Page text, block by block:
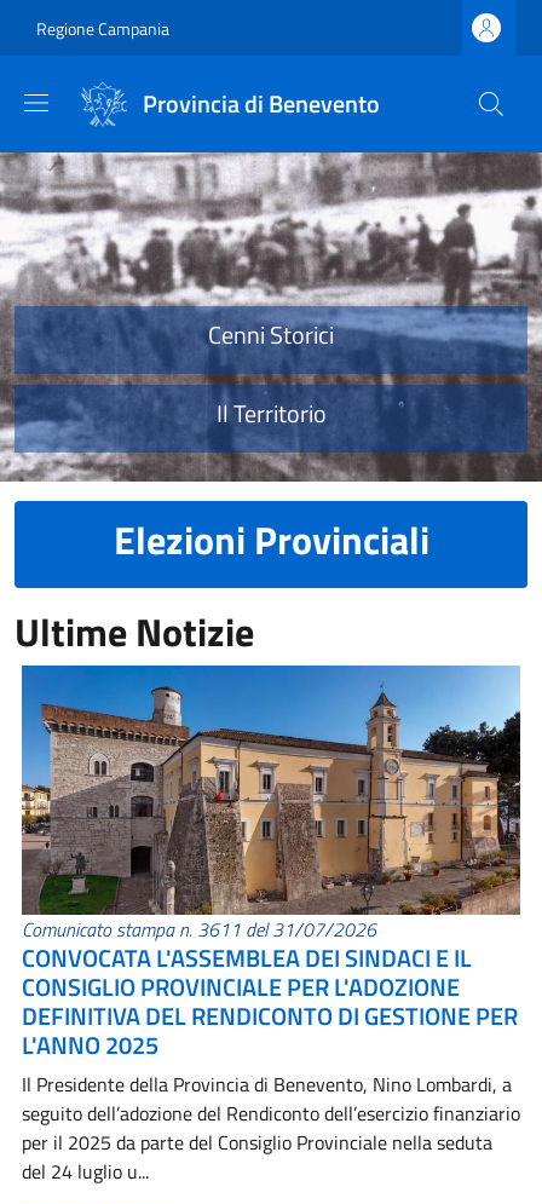
Regione Campania
Provincia di Benevento
Provincia di Benevento
Cenni Storici
Il Territorio
Elezioni Provinciali
Ultime Notizie
Comunicato stampa n. 3611 del 31/07/2026
CONVOCATA L'ASSEMBLEA DEI SINDACI E IL
CONSIGLIO PROVINCIALE PER L'ADOZIONE
DEFINITIVA DEL RENDICONTO DI GESTIONE PER
L'ANNO 2025
Il Presidente della Provincia di Benevento, Nino Lombardi, a
seguito dell’adozione del Rendiconto dell’esercizio finanziario
per il 2025 da parte del Consiglio Provinciale nella seduta
del 24 luglio u...